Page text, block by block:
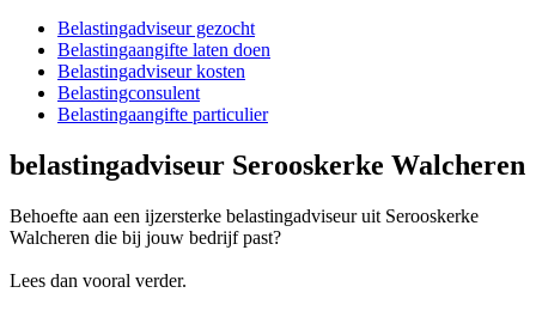
Belastingadviseur gezocht
Belastingaangifte laten doen
Belastingadviseur kosten
Belastingconsulent
Belastingaangifte particulier
belastingadviseur Serooskerke Walcheren
Behoefte aan een ijzersterke belastingadviseur uit Serooskerke
Walcheren die bij jouw bedrijf past?
Lees dan vooral verder.